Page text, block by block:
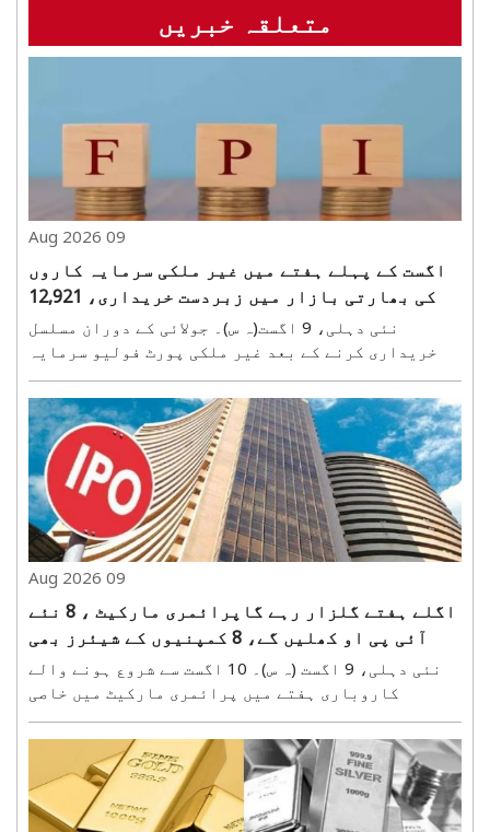
متعلقہ خبریں
09 Aug 2026
اگست کے پہلے ہفتے میں غیر ملکی سرمایہ کاروں
کی بھارتی بازار میں زبردست خریداری، 12,921
کروڑ روپے کی سرمایہ کاری
نئی دہلی، 9 اگست(ہ س)۔ جولائی کے دوران مسلسل
خریداری کرنے کے بعد غیر ملکی پورٹ فولیو سرمایہ
بھارتی اسٹاک مارکیٹ میں سرمایہ کاری کا سلسلہ
جاری رکھا۔ ایف پی آئی نے اگست کے پہلے ہفتے میں
بھارتی شیئر بازا..
09 Aug 2026
اگلے ہفتے گلزار رہے گاپرائمری مارکیٹ ، 8 نئے
آئی پی او کھلیں گے، 8 کمپنیوں کے شیئرز بھی
ہوں گے لسٹ
نئی دہلی، 9 اگست (ہ س)۔ 10 اگست سے شروع ہونے والے
کاروباری ہفتے میں پرائمری مارکیٹ میں خاصی
آئی پی او لانچ کریں گی، جن میں 5 مین بورڈ اور 3 ایس
ایم ای سیگمنٹ سے متعلق ہیں۔ اس کے علاوہ گزشتہ ہفتے
سبسک..